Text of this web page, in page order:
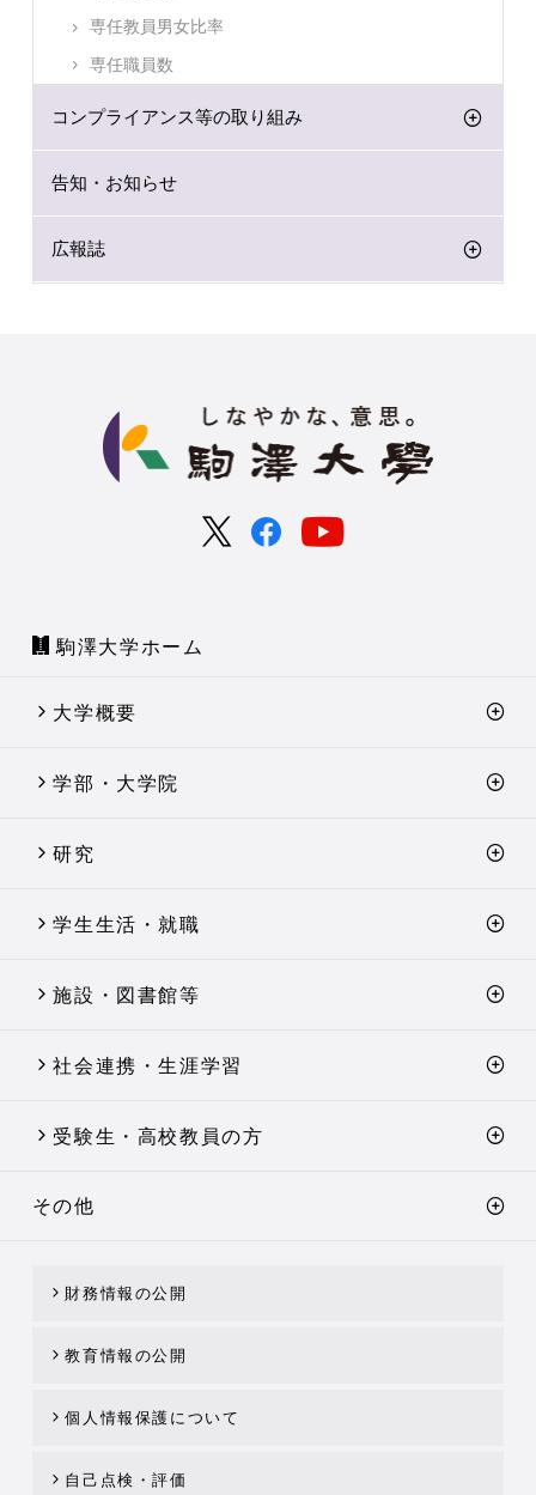
専任教員男女比率
専任職員数
コンプライアンス等の取り組み
告知・お知らせ
広報誌
駒澤大学ホーム
大学概要
学部・大学院
研究
学生生活・就職
施設・図書館等
社会連携・生涯学習
受験生・高校教員の方
その他
財務情報の公開
教育情報の公開
個人情報保護について
自己点検・評価